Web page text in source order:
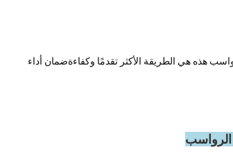
هذه هي الطريقة الأكثر تقدمًا وكفاءةضمان أداء